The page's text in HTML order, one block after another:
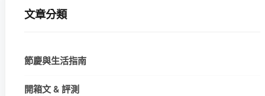
文章分類
節慶與生活指南
開箱文 & 評測